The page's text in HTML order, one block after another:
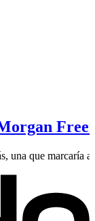
una que marcaría